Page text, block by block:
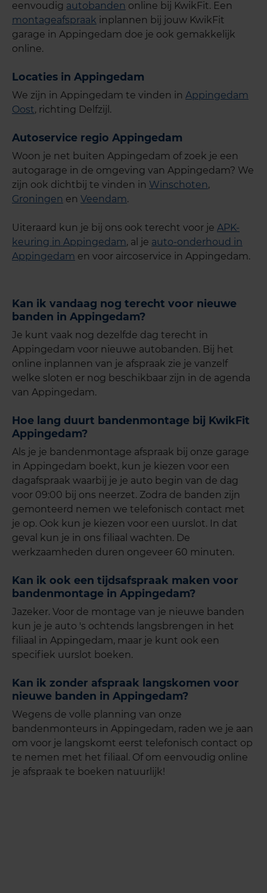
eenvoudig autobanden online bij KwikFit. Een
montageafspraak inplannen bij jouw KwikFit
garage in Appingedam doe je ook gemakkelijk
online.
Locaties in Appingedam
We zijn in Appingedam te vinden in Appingedam
Oost, richting Delfzijl.
Autoservice regio Appingedam
Woon je net buiten Appingedam of zoek je een
autogarage in de omgeving van Appingedam? We
zijn ook dichtbij te vinden in Winschoten,
Groningen en Veendam.
Uiteraard kun je bij ons ook terecht voor je APK-
keuring in Appingedam, al je auto-onderhoud in
Appingedam en voor aircoservice in Appingedam.
Kan ik vandaag nog terecht voor nieuwe
banden in Appingedam?
Je kunt vaak nog dezelfde dag terecht in
Appingedam voor nieuwe autobanden. Bij het
online inplannen van je afspraak zie je vanzelf
welke sloten er nog beschikbaar zijn in de agenda
van Appingedam.
Hoe lang duurt bandenmontage bij KwikFit
Appingedam?
Als je je bandenmontage afspraak bij onze garage
in Appingedam boekt, kun je kiezen voor een
dagafspraak waarbij je je auto begin van de dag
voor 09:00 bij ons neerzet. Zodra de banden zijn
gemonteerd nemen we telefonisch contact met
je op. Ook kun je kiezen voor een uurslot. In dat
geval kun je in ons filiaal wachten. De
werkzaamheden duren ongeveer 60 minuten.
Kan ik ook een tijdsafspraak maken voor
bandenmontage in Appingedam?
Jazeker. Voor de montage van je nieuwe banden
kun je je auto 's ochtends langsbrengen in het
filiaal in Appingedam, maar je kunt ook een
specifiek uurslot boeken.
Kan ik zonder afspraak langskomen voor
nieuwe banden in Appingedam?
Wegens de volle planning van onze
bandenmonteurs in Appingedam, raden we je aan
om voor je langskomt eerst telefonisch contact op
te nemen met het filiaal. Of om eenvoudig online
je afspraak te boeken natuurlijk!